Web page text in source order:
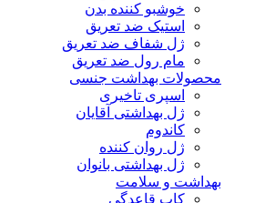
خوشبو کننده بدن
استیک ضد تعریق
ژل شفاف ضد تعریق
مام رول ضد تعریق
محصولات بهداشت جنسی
اسپری تاخیری
ژل بهداشتی آقایان
کاندوم
ژل روان کننده
ژل بهداشتی بانوان
بهداشت و سلامت
کاپ قاعدگی